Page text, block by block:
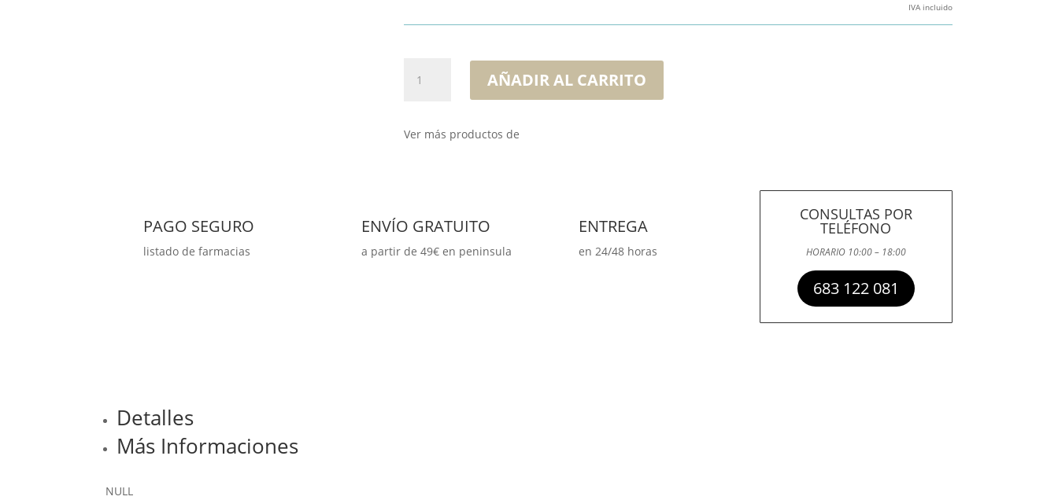
IVA incluido
Crema
cantidad
AÑADIR AL CARRITO
Ver más productos de
PAGO SEGURO
listado de farmacias
ENVÍO GRATUITO
a partir de 49€ en peninsula
ENTREGA
en 24/48 horas
CONSULTAS POR
TELÉFONO
HORARIO 10:00 – 18:00
683 122 081
Detalles
Más Informaciones
NULL